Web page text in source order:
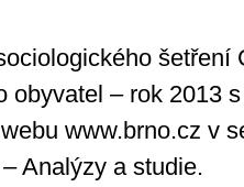
šetření
obyvatel – rok 2013
www.brno.cz v
Analýzy a studie.